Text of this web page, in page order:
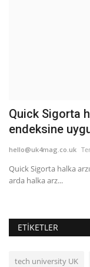
Quick Sigorta
endeksine
hello@uk4mag.co.uk
Quick Sigorta halka
arda halka arz...
ETIKETLER
tech university UK